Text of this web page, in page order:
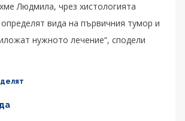
Людмила, чрез хистологията
вида на първичния тумор и
нужното лечение“, сподели